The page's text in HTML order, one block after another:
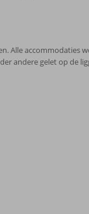
Alle accommodaties
andere gelet op de